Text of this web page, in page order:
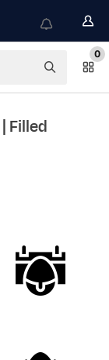
0
| Filled